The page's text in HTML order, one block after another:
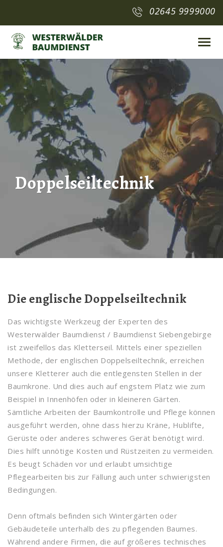
02645 9999000
Doppelseiltechnik
Die englische Doppelseiltechnik
Das wichtigste Werkzeug der Experten des
Westerwälder Baumdienst / Baumdienst Siebengebirge
ist zweifellos das Kletterseil. Mittels einer speziellen
Methode, der englischen Doppelseiltechnik, erreichen
unsere Kletterer auch die entlegensten Stellen in der
Baumkrone. Und dies auch auf engstem Platz wie zum
Beispiel in Innenhöfen oder in kleineren Gärten.
Sämtliche Arbeiten der Baumkontrolle und Pflege können
ausgeführt werden, ohne dass hierzu Kräne, Hublifte,
Gerüste oder anderes schweres Gerät benötigt wird.
Dies hilft unnötige Kosten und Rüstzeiten zu vermeiden.
Es beugt Schäden vor und erlaubt umsichtige
Pflegearbeiten bis zur Fällung auch unter schwierigsten
Bedingungen.
Denn oftmals befinden sich Wintergärten oder
Gebäudeteile unterhalb des zu pflegenden Baumes.
Während andere Firmen, die auf größeres technisches